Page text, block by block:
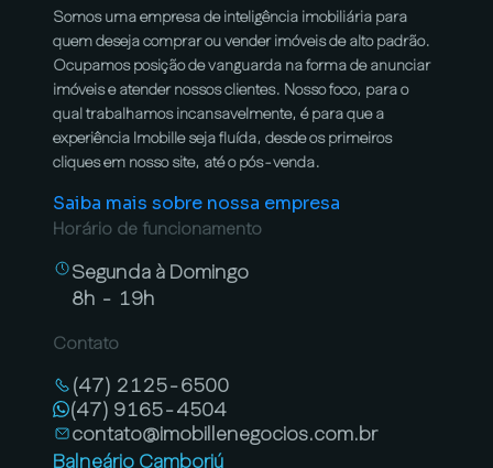
Somos uma empresa de inteligência imobiliária para
quem deseja comprar ou vender imóveis de alto padrão.
Ocupamos posição de vanguarda na forma de anunciar
imóveis e atender nossos clientes. Nosso foco, para o
qual trabalhamos incansavelmente, é para que a
experiência Imobille seja fluída, desde os primeiros
cliques em nosso site, até o pós-venda.
Saiba mais sobre nossa empresa
Horário de funcionamento
Segunda à Domingo
8h - 19h
Contato
(47) 2125-6500
(47) 9165-4504
contato@imobillenegocios.com.br
Balneário Camboriú